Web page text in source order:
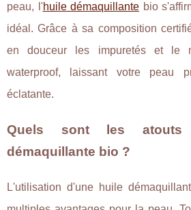
peau, l'huile démaquillante bio
idéal. Grâce à sa composition
en douceur les impuretés et le
waterproof, laissant votre peau
éclatante.
Quels sont les atouts
démaquillante bio ?
L'utilisation d'une huile